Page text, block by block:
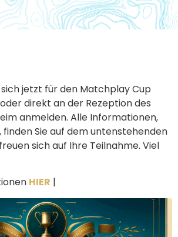
sich jetzt für den Matchplay Cup
direkt an der Rezeption des
anmelden. Alle Informationen,
finden Sie auf dem untenstehenden
sich auf Ihre Teilnahme. Viel
HIER |